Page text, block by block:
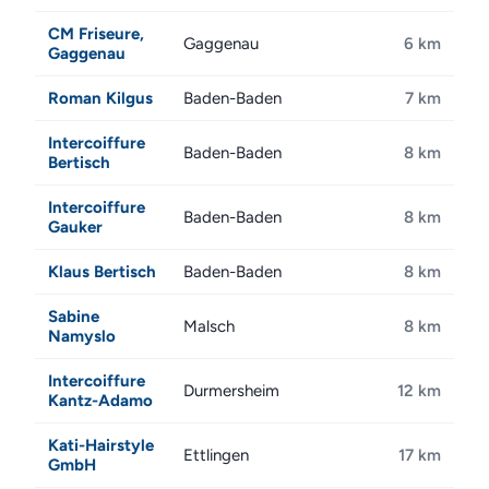
CM Friseure,
Gaggenau
Gaggenau 6 km
Roman Kilgus Baden-Baden 7 km
Intercoiffure
Bertisch
Baden-Baden 8 km
Intercoiffure
Gauker
Baden-Baden 8 km
Klaus Bertisch Baden-Baden 8 km
Sabine
Namyslo
Malsch 8 km
Intercoiffure
Kantz-Adamo
Durmersheim 12 km
Kati-Hairstyle
GmbH
Ettlingen 17 km